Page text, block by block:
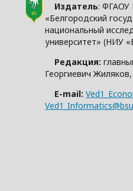
Издатель: ФГАОУ
«Белгородский
национальный
университет» (НИУ
Редакция:
Георгиевич
E-mail: